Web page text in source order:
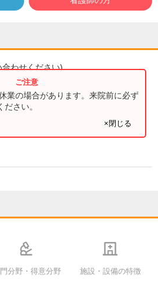
わせください)
業の場合があります。来院前に必ず
さい。
×閉じる
分野・得意分野 施設・設備の特徴